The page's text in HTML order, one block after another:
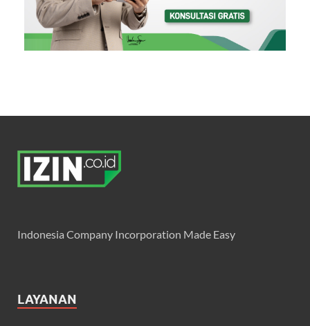
Indonesia Company Incorporation Made Easy
LAYANAN